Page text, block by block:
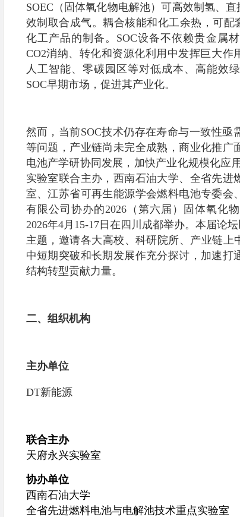
SOEC（固体氧化物电解池）可高效制氢、
效制取合成气。耦合核能和化工余热，可配
化工产品的制备。SOC设备不依赖贵金属
CO2消纳、转化和资源化利用中发挥巨大作
人工智能、零碳园区等对低成本、高能效
SOC早期市场，促进其产业化。
然而，当前SOC技术仍存在寿命与一致性亟
等问题，产业链尚未完全成熟，商业化推广
电池产学研协同发展，加快产业化规模化应
实验室联合主办，西南石油大学、全省先进
室、江苏省可再生能源学会燃料电池专委会
有限公司协办的2026（第六届）固体氧化
2026年4月15-17日在四川成都举办。本届论
主题，邀请各大高校、科研院所、产业链上
中短期突破和长期发展作充分探讨，加速打
结构转型贡献力量。
二、组织机构
主办单位
DT新能源
联合主办
天府永兴实验室
协办单位
西南石油大学
全省先进燃料电池与电解池技术重点实验室